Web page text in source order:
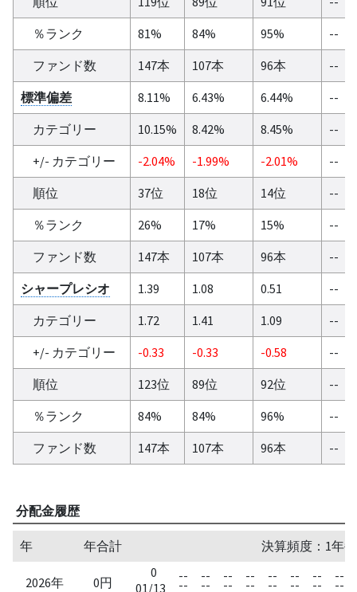
％ランク
81% 84% 95%
--
ファンド数
147本 107本 96本
--
標準偏差
8.11% 6.43% 6.44%
--
カテゴリー
10.15% 8.42% 8.45%
--
+/- カテゴリー
-2.04% -1.99% -2.01%
--
順位
37位 18位 14位
--
％ランク
26% 17% 15%
--
ファンド数
147本 107本 96本
--
シャープレシオ
1.39 1.08 0.51
--
カテゴリー
1.72 1.41 1.09
--
+/- カテゴリー
-0.33 -0.33 -0.58
--
順位
123位 89位 92位
--
％ランク
84% 84% 96%
--
ファンド数
147本 107本 96本 --
分配金履歴
年 年合計 決算頻度：1年
2026年 0円
0
01/13
--
--
--
--
--
--
--
--
--
--
--
--
--
--
--
--